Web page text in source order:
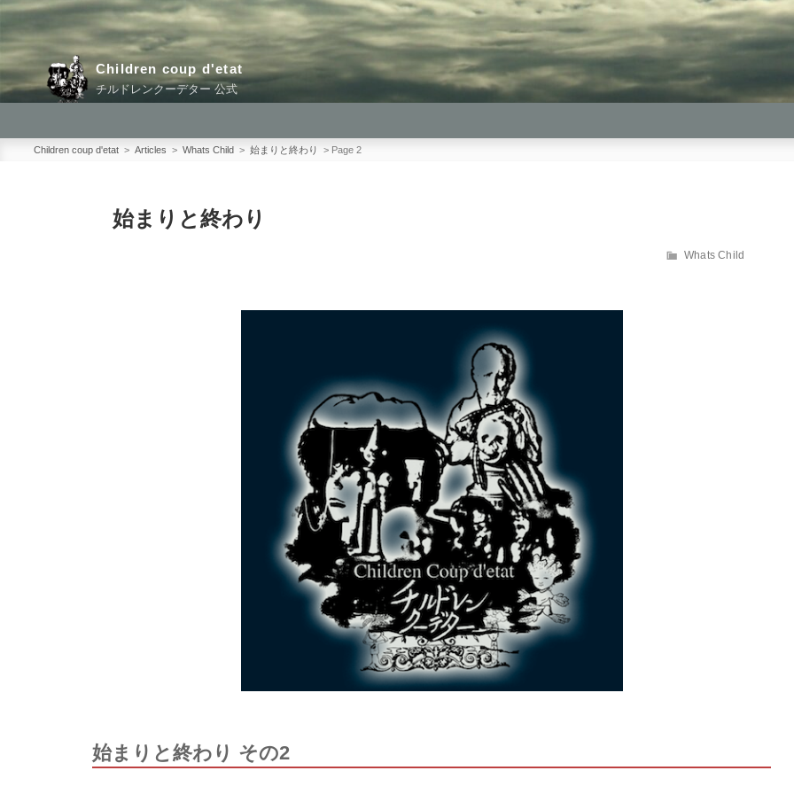
コ
ン
テ
ン
ツ
Children coup d'etat
チルドレンクーデター 公式
Children coup d'etat > Articles > Whats Child > 始まりと終わり > Page 2
始まりと終わり
カ
Whats Child
始まりと終わり その2